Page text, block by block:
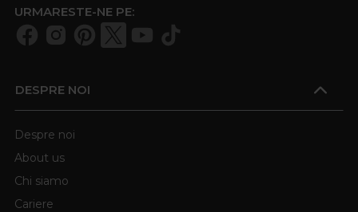
URMARESTE-NE PE:
DESPRE NOI
Despre noi
About us
Chi siamo
Cariere